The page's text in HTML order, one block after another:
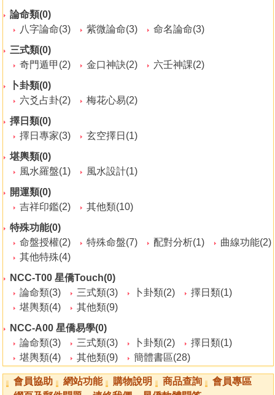
論命類(0)
八字論命(3)
紫微論命(3)
命名論命(3)
三式類(0)
奇門遁甲(2)
金口神訣(2)
六壬神課(2)
卜卦類(0)
六爻占卦(2)
梅花心易(2)
擇日類(0)
擇日專家(3)
玄空擇日(1)
堪輿類(0)
風水羅盤(1)
風水設計(1)
開運類(0)
吉祥印鑑(2)
其他類(10)
特殊功能(0)
命盤授權(2)
特殊命盤(7) 配對分析(1)
曲線功能(2)
其他特殊(4)
NCC-T00 星僑Touch(0)
論命類(3)
三式類(3) 卜卦類(2)
擇日類(1)
堪輿類(4)
其他類(9)
NCC-A00 星僑易學(0)
論命類(3)
三式類(3) 卜卦類(2)
擇日類(1)
堪輿類(4)
其他類(9) 簡體書區(28)
會員協助 網站功能 購物說明 商品查詢
會員專區